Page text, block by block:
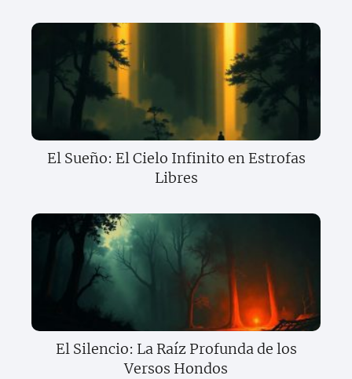
El Sueño: El Cielo Infinito en Estrofas
Libres
El Silencio: La Raíz Profunda de los
Versos Hondos